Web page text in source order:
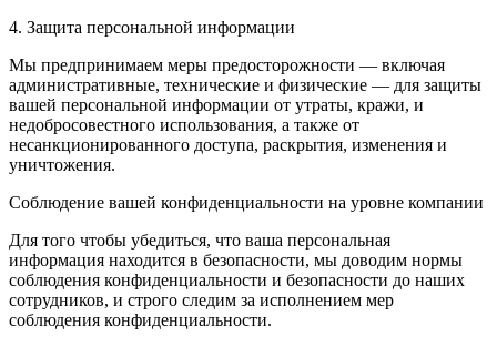
4. Защита персональной информации
Мы предпринимаем меры предосторожности — включая
административные, технические и физические — для защиты
вашей персональной информации от утраты, кражи, и
недобросовестного использования, а также от
несанкционированного доступа, раскрытия, изменения и
уничтожения.
Соблюдение вашей конфиденциальности на уровне компании
Для того чтобы убедиться, что ваша персональная
информация находится в безопасности, мы доводим нормы
соблюдения конфиденциальности и безопасности до наших
сотрудников, и строго следим за исполнением мер
соблюдения конфиденциальности.